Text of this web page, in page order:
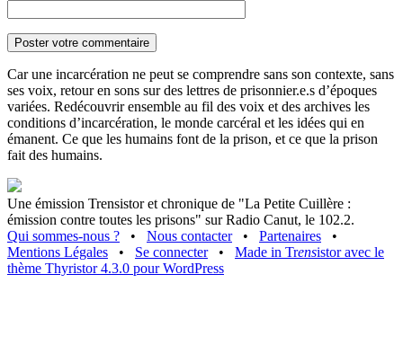
Car une incarcération ne peut se comprendre sans son contexte, sans
ses voix, retour en sons sur des lettres de prisonnier.e.s d’époques
variées. Redécouvrir ensemble au fil des voix et des archives les
conditions d’incarcération, le monde carcéral et les idées qui en
émanent. Ce que les humains font de la prison, et ce que la prison
fait des humains.
Une émission Trensistor et chronique de "La Petite Cuillère :
émission contre toutes les prisons" sur Radio Canut, le 102.2.
Qui sommes-nous ?
• Nous contacter • Partenaires
•
Mentions Légales
• Se connecter • Made in Trensistor avec le
thème Thyristor 4.3.0 pour WordPress